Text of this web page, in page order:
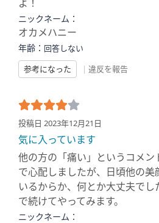
よ！
ニックネーム：
オカメハニー
年齢： 回答しない
参考になった
| 違反を報告
投稿日 2023年12月21日
気に入っています
他の方の「痛い」というコメン
で心配しましたが、日頃他の美
いるからか、何とか大丈夫で
で続けてやってみます。
ニックネーム：